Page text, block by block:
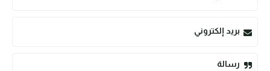
بريد إلكتروني
رسالة